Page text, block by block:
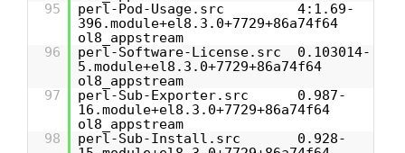
95
perl-Pod-Usage.src 4:1.69-
396.module+el8.3.0+7729+86a74f64
ol8_appstream
96
perl-Software-License.src 0.103014-
5.module+el8.3.0+7729+86a74f64
ol8_appstream
97
perl-Sub-Exporter.src 0.987-
16.module+el8.3.0+7729+86a74f64
ol8_appstream
98
perl-Sub-Install.src 0.928-